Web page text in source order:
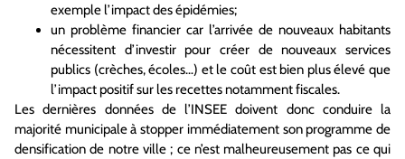
exemple l’impact des épidémies;
un problème financier car l’arrivée de nouveaux habitants
nécessitent d’investir pour créer de nouveaux services
publics (crèches, écoles…) et le coût est bien plus élevé que
l’impact positif sur les recettes notamment fiscales.
Les dernières données de l’INSEE doivent donc conduire la
majorité municipale à stopper immédiatement son programme de
densification de notre ville ; ce n’est malheureusement pas ce qui